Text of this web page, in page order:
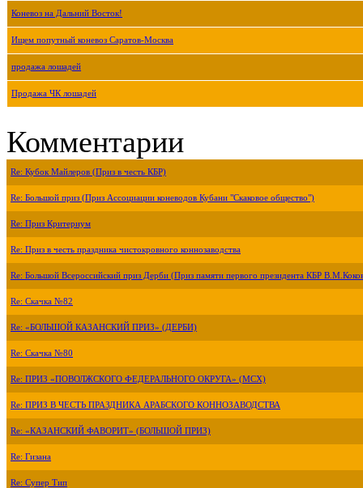
Коневоз на Дальний Восток!
Ищем попутный коневоз Саратов-Москва
продажа лошадей
Продажа ЧК лошадей
Комментарии
Re: Кубок Майлеров (Приз в честь КБР)
Re: Большой приз (Приз Ассоциации коневодов Кубани "Скаковое общество")
Re: Приз Критериум
Re: Приз в честь праздника чистокровного коннозаводства
Re: Большой Всероссийский приз Дерби (Приз памяти первого президента КБР
Re: Скачка №82
Re: «БОЛЬШОЙ КАЗАНСКИЙ ПРИЗ» (ДЕРБИ)
Re: Скачка №80
Re: ПРИЗ «ПОВОЛЖСКОГО ФЕДЕРАЛЬНОГО ОКРУГА» (МСХ)
Re: ПРИЗ В ЧЕСТЬ ПРАЗДНИКА АРАБСКОГО КОННОЗАВОДСТВА
Re: «КАЗАНСКИЙ ФАВОРИТ» (БОЛЬШОЙ ПРИЗ)
Re: Гизана
Re: Супер Тип